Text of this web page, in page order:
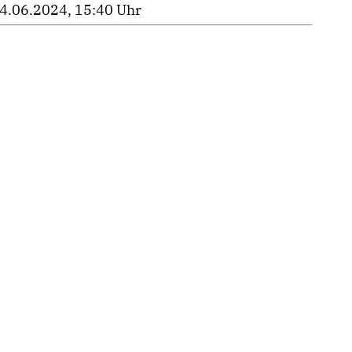
15:40 Uhr